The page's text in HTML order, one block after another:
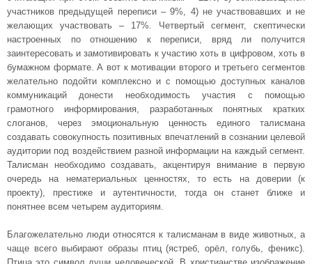
участников предыдущей переписи – 9%, 4) не участвовавших и не
желающих участвовать – 17%. Четвертый сегмент, скептически
настроенных по отношению к переписи, вряд ли получится
заинтересовать и замотивировать к участию хоть в цифровом, хоть в
бумажном формате. А вот к мотивации второго и третьего сегментов
желательно подойти комплексно и с помощью доступных каналов
коммуникаций донести необходимость участия с помощью
грамотного информирования, разработанных понятных кратких
слоганов, через эмоциональную ценность единого талисмана
создавать совокупность позитивных впечатлений в сознании целевой
аудитории под воздействием разной информации на каждый сегмент.
Талисман необходимо создавать, акцентируя внимание в первую
очередь на нематериальных ценностях, то есть на доверии (к
проекту), престиже и аутентичности, тогда он станет ближе и
понятнее всем четырем аудиториям.
Благожелательно люди относятся к талисманам в виде животных, а
чаще всего выбирают образы птиц (ястреб, орёл, голубь, феникс).